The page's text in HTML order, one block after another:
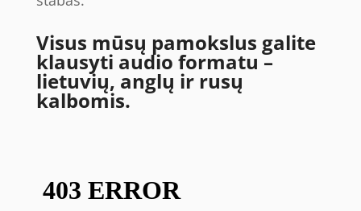
Visus mūsų pamokslus galite
klausyti audio formatu –
lietuvių, anglų ir rusų
kalbomis.